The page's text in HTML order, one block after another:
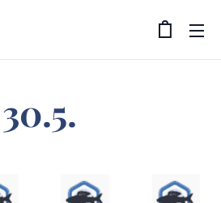
30.5.